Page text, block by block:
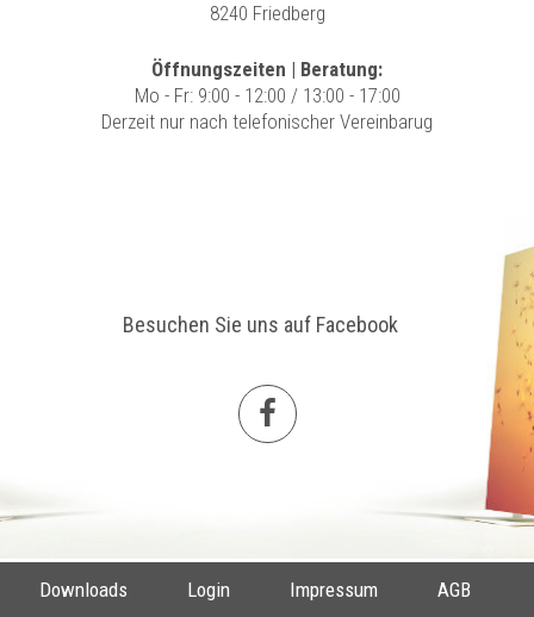
8240 Friedberg
Öffnungszeiten | Beratung:
Mo - Fr: 9:00 - 12:00 / 13:00 - 17:00
Derzeit nur nach telefonischer Vereinbarug
Besuchen Sie uns auf Facebook
Downloads Login Impressum AGB